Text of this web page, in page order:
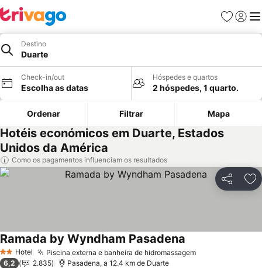
Favoritos
Iniciar
Destino
Duarte
Check-in/out
Escolha as datas
Hóspedes e quartos
2 hóspedes, 1 quarto.
Ordenar Filtrar Mapa
Hotéis económicos em Duarte, Estados
Unidos da América
Como os pagamentos influenciam os resultados
Partilhar
2 Estrelas
Hotel Piscina externa e banheira de hidromassagemVer preços
Ramada by Wyndham Pasadena
6,2 2.835 Pasadena, a 12.4 km de Duarte